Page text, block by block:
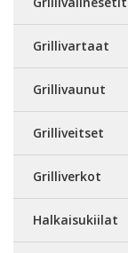
Grillivartaat
Grillivaunut
Grilliveitset
Grilliverkot
Halkaisukiilat